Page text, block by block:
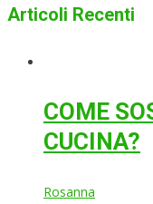
Articoli Recenti
COME
CUCINA?
Rosanna